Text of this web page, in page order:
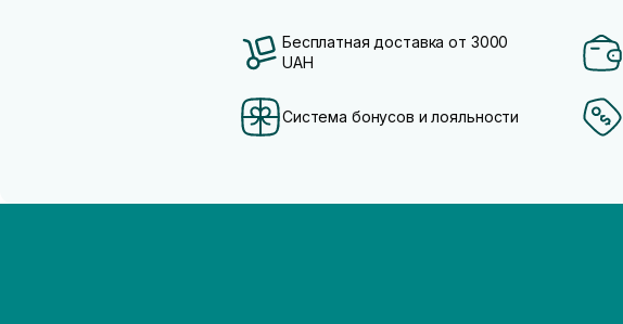
Бесплатная доставка от 3000
UAH
Система бонусов и лояльности